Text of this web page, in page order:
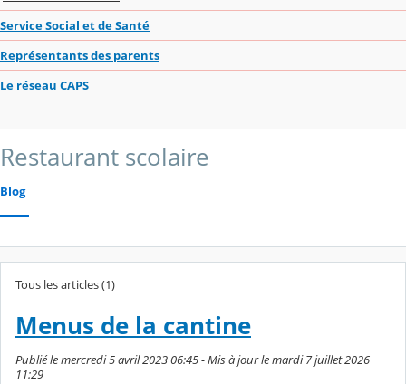
Service Social et de Santé
Représentants des parents
Le réseau CAPS
Restaurant scolaire
Blog
Tous les articles (1)
Menus de la cantine
Publié le mercredi 5 avril 2023 06:45 - Mis à jour le mardi 7 juillet 2026
11:29